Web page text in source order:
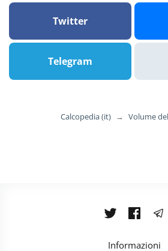
Twitter
Telegram
Calcopedia (it) → Volume
Informazioni